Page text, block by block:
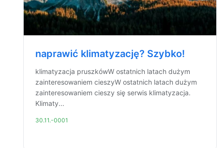
naprawić klimatyzację? Szybko!
klimatyzacja pruszkówW ostatnich latach dużym
zainteresowaniem cieszyW ostatnich latach dużym
zainteresowaniem cieszy się serwis klimatyzacja.
Klimaty...
30.11.-0001